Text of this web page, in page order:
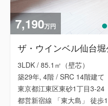
7,190万円
ザ・ウインベル仙台
3LDK / 85.1㎡（壁芯）
築29年, 4階 / SRC 14階建て
東京都江東区東砂1丁目3-24
都営新宿線 「東大島」 徒歩